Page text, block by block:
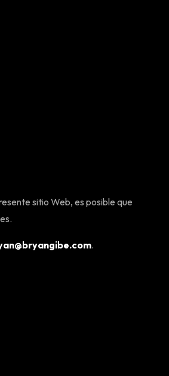
sitio Web, es posible que
.